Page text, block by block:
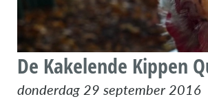
De Kakelende Kippen
donderdag 29 september 2016